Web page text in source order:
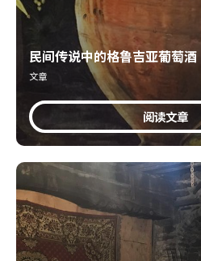
民间传说中的格鲁吉亚葡萄酒
文章
阅读文章